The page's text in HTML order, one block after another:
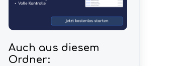
Auch aus diesem
Ordner: